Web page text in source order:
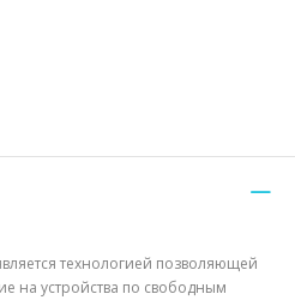
технологией позволяющей
на устройства по свободным